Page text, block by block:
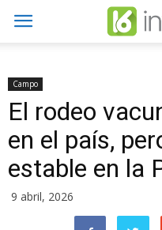
Campo
El rodeo
en el país,
estable en la
9 abril, 2026